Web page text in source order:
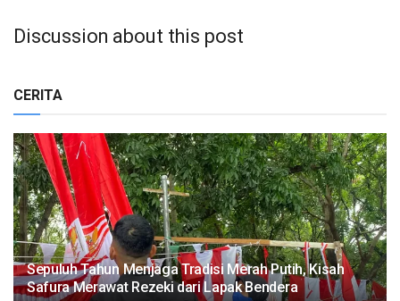
Discussion about this post
CERITA
Sepuluh Tahun Menjaga Tradisi Merah Putih, Kisah
Safura Merawat Rezeki dari Lapak Bendera